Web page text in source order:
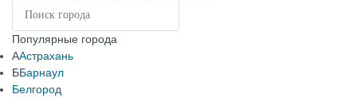
Популярные города
ААстрахань
ББарнаул
Белгород